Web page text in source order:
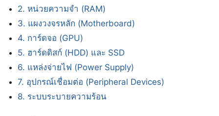
2. หน่วยความจำ (RAM)
3. แผงวงจรหลัก (Motherboard)
4. การ์ดจอ (GPU)
5. ฮาร์ดดิสก์ (HDD) และ SSD
6. แหล่งจ่ายไฟ (Power Supply)
7. อุปกรณ์เชื่อมต่อ (Peripheral Devices)
8. ระบบระบายความร้อน